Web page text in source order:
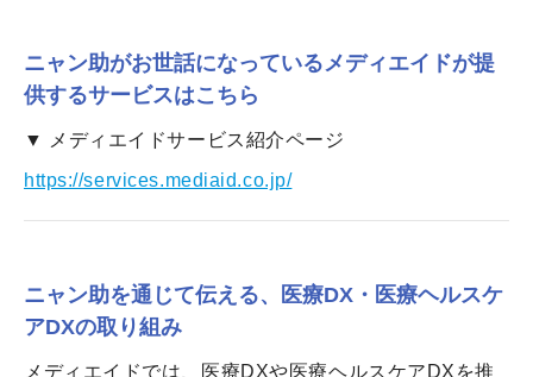
ニャン助がお世話になっているメディエイドが提
供するサービスはこちら
▼ メディエイドサービス紹介ページ
https://services.mediaid.co.jp/
ニャン助を通じて伝える、医療DX・医療ヘルスケ
アDXの取り組み
メディエイドでは、医療DXや医療ヘルスケアDXを推